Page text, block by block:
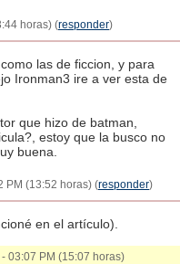
horas) (responder)
las de ficcion, y para
Ironman3 ire a ver esta de
que hizo de batman,
estoy que la busco no
buena.
PM (13:52 horas) (responder)
en el artículo).
03:07 PM (15:07 horas)